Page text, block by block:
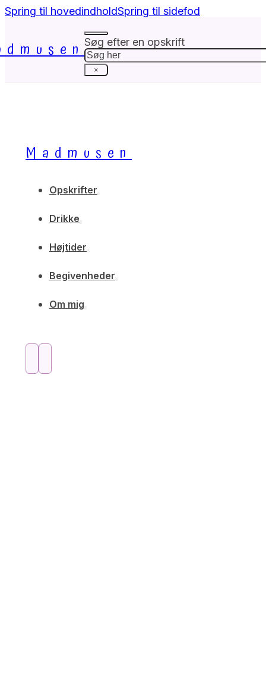
Spring til hovedindholdSpring til sidefod
Søg efter en opskrift
Søg
×
Madmusen
Opskrifter
Drikke
Højtider
Begivenheder
Om mig